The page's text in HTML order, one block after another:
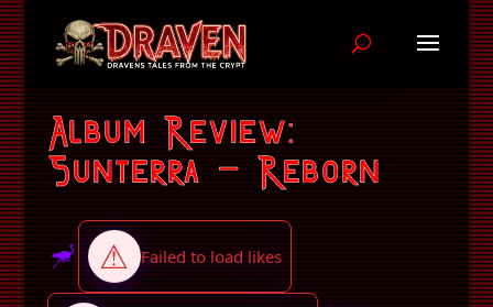
Album Review:
Sunterra – Reborn